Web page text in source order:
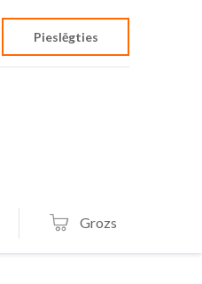
Pieslēgties
Grozs